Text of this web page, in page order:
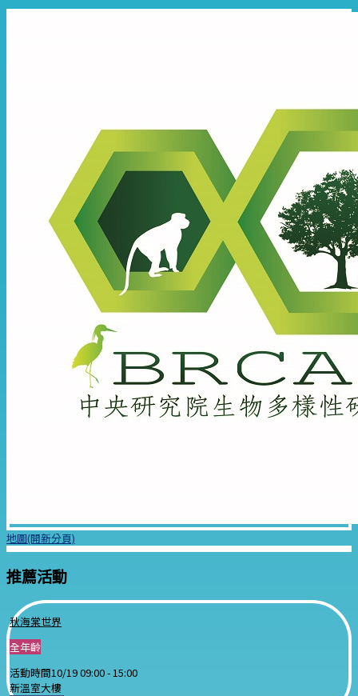
地圖(開新分頁)
推薦活動
秋海棠世界
全年齡
活動時間10/19 09:00 - 15:00
新溫室大樓